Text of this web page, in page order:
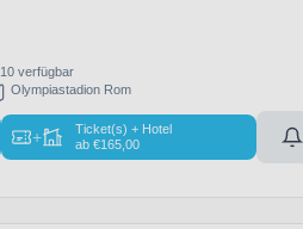
10 verfügbar
Olympiastadion Rom
+
Ticket(s) + Hotel
ab€165,00